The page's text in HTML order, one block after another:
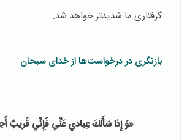
گرفتاری ما شدیدتر خواهد شد.
بازنگری در درخواست‌ها از خدای سبحان
«وَ إِذا سَأَلَكَ عِبادي عَنِّي فَإِنِّي قَريبٌ